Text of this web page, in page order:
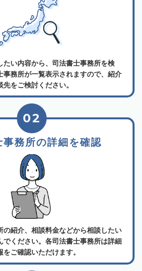
たい内容から、司法書士事務所を検
事務所が一覧表示されますので、紹介
をご検討ください。
事務所の詳細を確認
02
の紹介、相談料金などから相談したい
でください。各司法書士事務所は詳細
ご確認いただけます。